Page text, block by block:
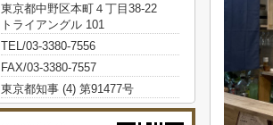
東京都中野区本町４丁目38-22
トライアングル 101
TEL/03-3380-7556
FAX/03-3380-7557
東京都知事 (4) 第91477号